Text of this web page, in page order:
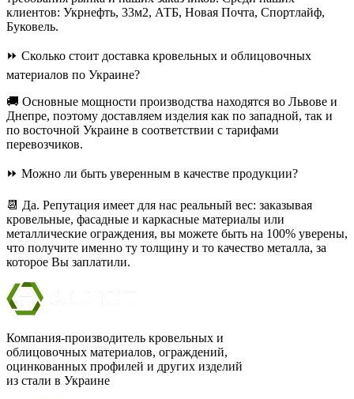
клиентов: Укрнефть, 33м2, АТБ, Новая Почта, Спортлайф,
Буковель.
⏩ Сколько стоит доставка кровельных и облицовочных
материалов по Украине?
🚚 Основные мощности производства находятся во Львове и
Днепре, поэтому доставляем изделия как по западной, так и
по восточной Украине в соответствии с тарифами
перевозчиков.
⏩ Можно ли быть уверенным в качестве продукции?
📆 Да. Репутация имеет для нас реальный вес: заказывая
кровельные, фасадные и каркасные материалы или
металлические ограждения, вы можете быть на 100% уверены,
что получите именно ту толщину и то качество металла, за
которое Вы заплатили.
Компания-производитель кровельных и
облицовочных материалов, ограждений,
оцинкованных профилей и других изделий
из стали в Украине